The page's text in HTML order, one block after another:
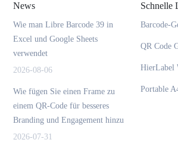
News
Wie man Libre Barcode 39 in
Excel und Google Sheets
verwendet
2026-08-06
Wie fügen Sie einen Frame zu
einem QR-Code für besseres
Branding und Engagement hinzu
2026-07-31
Schnelle
Barcode-
QR Code
HierLabel
Portable